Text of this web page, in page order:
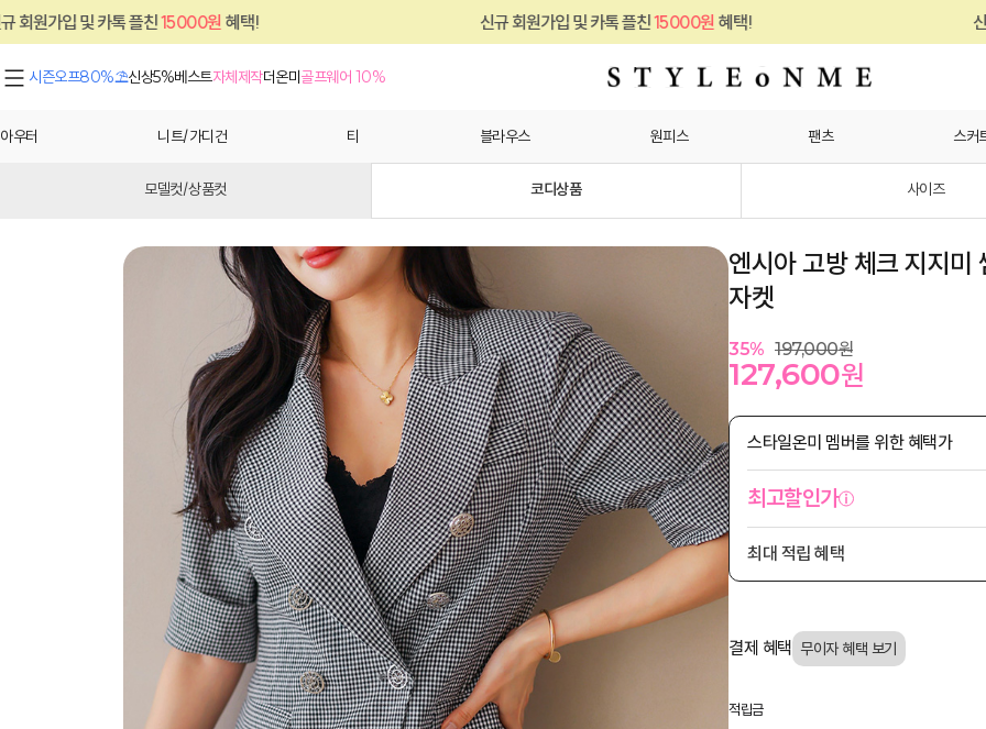
15000원 혜택! 신규 회원가입 및 카톡 플친 15000원 혜택! 신규 회원가입 및 카톡
시즌오프80%⛱신상5%베스트자체제작더온미골프웨어 10%
아우터 니트/가디건 티 블라우스 원피스 팬츠 스커
모델컷/상품컷 코디상품 사이즈
엔시아 고방 체크 지지미
자켓
35% 197,000원
127,600원
스타일온미 멤버를 위한 혜택가
최고할인가
최대 적립 혜택
결제 혜택
적립금